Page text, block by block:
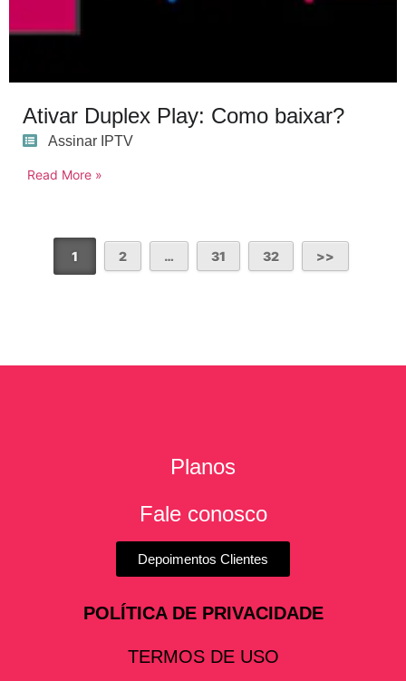
Ativar Duplex Play: Como baixar?
Assinar IPTV
Read More »
1 2 … 31 32
Planos
Fale conosco
Depoimentos Clientes
POLÍTICA DE PRIVACIDADE
TERMOS DE USO